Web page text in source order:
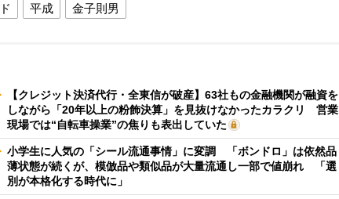
平成 金子則男
【クレジット決済代行・全東信が破産】63社もの金融機関が融資を
しながら「20年以上の粉飾決算」を見抜けなかったカラクリ 営業
現場では“自転車操業”の焦りも表出していた
小学生に人気の「シール流通事情」に変調 「ボンドロ」は依然品
薄状態が続くが、模倣品や類似品が大量流通し一部で値崩れ 「選
別が本格化する時代に」